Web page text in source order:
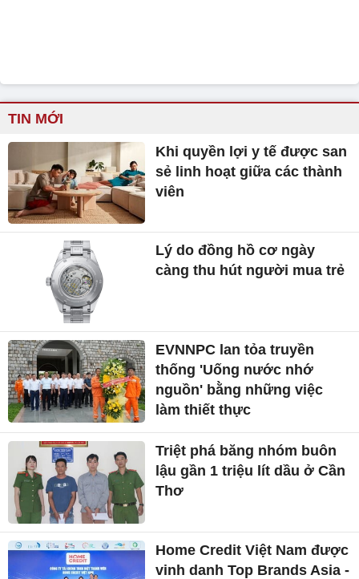
TIN MỚI
Khi quyền lợi y tế được san
sẻ linh hoạt giữa các thành
viên
Lý do đồng hồ cơ ngày
càng thu hút người mua trẻ
EVNNPC lan tỏa truyền
thống 'Uống nước nhớ
nguồn' bằng những việc
làm thiết thực
Triệt phá băng nhóm buôn
lậu gần 1 triệu lít dầu ở Cần
Thơ
Home Credit Việt Nam được
vinh danh Top Brands Asia -